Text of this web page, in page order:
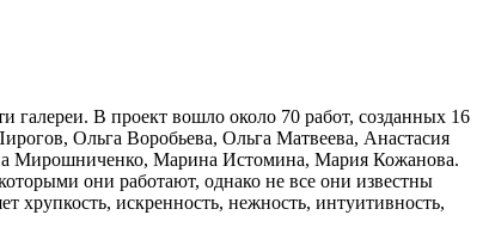
галереи. В проект вошло около 70 работ, созданных 16
Ольга Воробьева, Ольга Матвеева, Анастасия
Мирошниченко, Марина Истомина, Мария Кожанова.
они работают, однако не все они известны
хрупкость, искренность, нежность, интуитивность,